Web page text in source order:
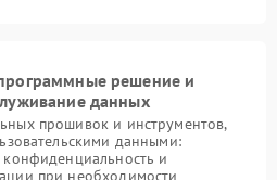
решение и
данных
прошивок и инструментов,
данными:
и
при необходимости